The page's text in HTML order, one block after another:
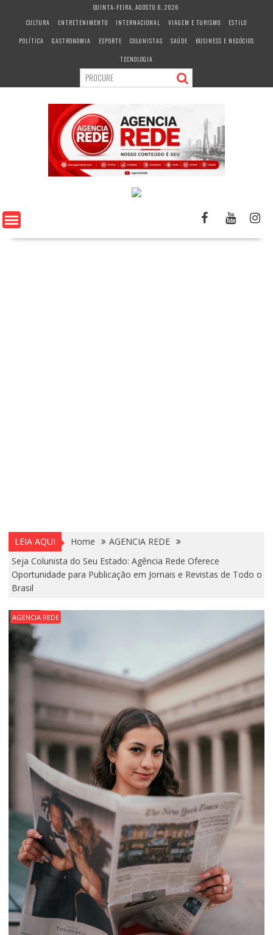
c
QUINTA-FEIRA, AGOSTO 6, 2026
CULTURA
ENTRETENIMENTO INTERNACIONAL VIAGEM E TURISMO
ESTILO
POLÍTICA
GASTRONOMIA ESPORTE COLUNISTAS SAÚDE
BUSINESS E NEGÓCIOS
TECNOLOGIA
LEIA AQUI Home
AGENCIA REDE
Seja Colunista do Seu Estado: Agência Rede Oferece
Oportunidade para Publicação em Jornais e Revistas de Todo o
Brasil
AGENCIA REDE